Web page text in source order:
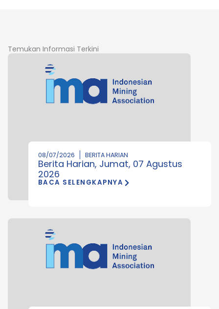
Temukan Informasi Terkini
08/07/2026 BERITA HARIAN
Berita Harian, Jumat, 07 Agustus
2026
BACA SELENGKAPNYA